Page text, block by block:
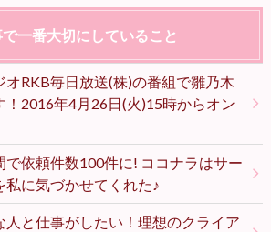
一番大切にしていること
RKB毎日放送(株)の番組で雛乃木
！2016年4月26日(火)15時からオン
で依頼件数100件に! ココナラはサー
私に気づかせてくれた♪
人と仕事がしたい！理想のクライア